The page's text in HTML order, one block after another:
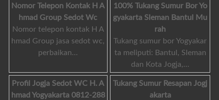
Nomor Telepon Kontak H A
hmad Group Sedot Wc
Nomor telepon kontak H A
hmad Group jasa sedot wc,
perbaikan…
100% Tukang Sumur Bor Yo
gyakarta Sleman Bantul Mu
rah
Tukang sumur bor Yogyakar
ta meliputi: Bantul, Sleman
dan Kota Jogja,…
Profil Jogja Sedot WC H. A
hmad Yogyakarta 0812-288
Tukang Sumur Resapan Jogj
akarta